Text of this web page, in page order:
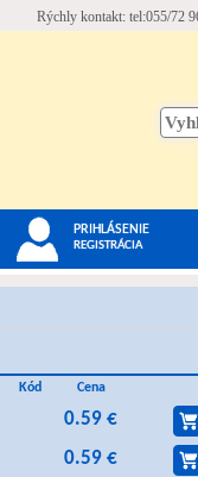
Rýchly kontakt: tel:055/72
PRIHLÁSENIE
REGISTRÁCIA
Kód Cena
0.59 €
0.59 €